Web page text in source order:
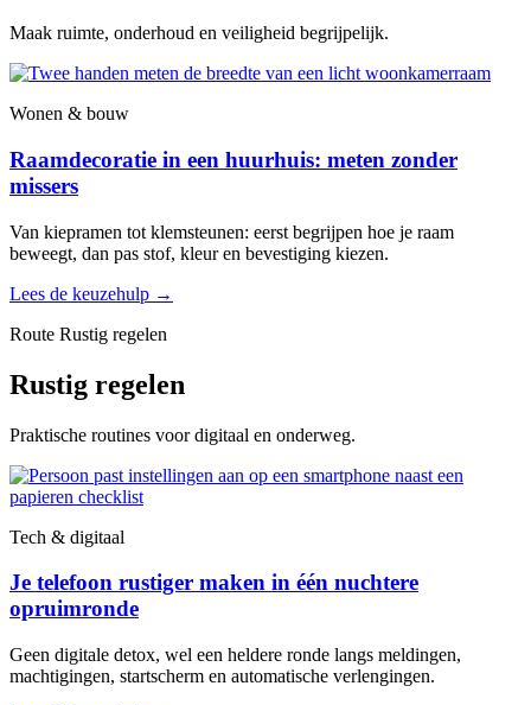
Maak ruimte, onderhoud en veiligheid begrijpelijk.
Wonen & bouw
Raamdecoratie in een huurhuis: meten zonder
missers
Van kiepramen tot klemsteunen: eerst begrijpen hoe je raam
beweegt, dan pas stof, kleur en bevestiging kiezen.
Lees de keuzehulp →
Route Rustig regelen
Rustig regelen
Praktische routines voor digitaal en onderweg.
Tech & digitaal
Je telefoon rustiger maken in één nuchtere
opruimronde
Geen digitale detox, wel een heldere ronde langs meldingen,
machtigingen, startscherm en automatische verlengingen.